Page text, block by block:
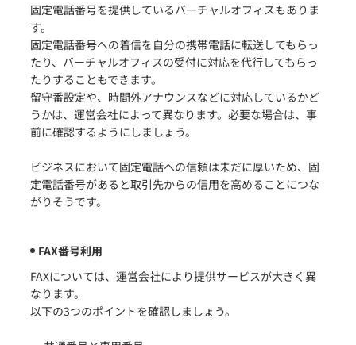
固定電話番号を提供しているバーチャルオフィスもありま
す。
固定電話番号への着信を自分の携帯電話に転送してもらっ
たり、バーチャルオフィスの受付に対応を代行してもらっ
たりすることもできます。
留守番設定や、時間外アナウンスなどに対応しているかど
うかは、運営会社によって異なります。必要な場合は、事
前に確認するようにしましょう。
ビジネスにおいて固定電話への信頼は未だに厚いため、固
定電話番号があると取引先からの信用を高めることにつな
がりそうです。
FAX番号利用
FAXについては、運営会社により提供サービスが大きく異
なります。
以下の3つのポイントを確認しましょう。